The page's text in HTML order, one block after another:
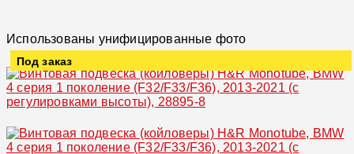
Использованы унифицированные фото
Под заказ